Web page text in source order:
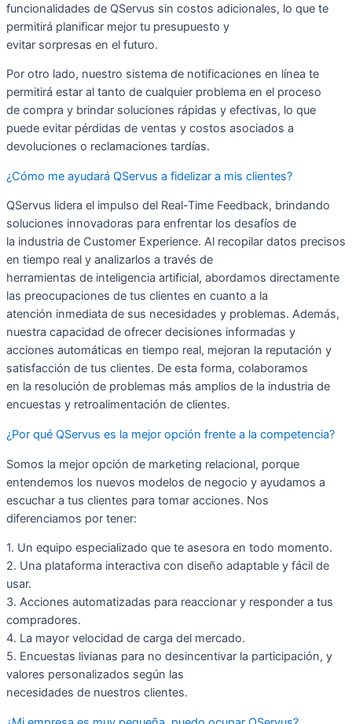
funcionalidades de QServus sin costos adicionales, lo que te
permitirá planificar mejor tu presupuesto y
evitar sorpresas en el futuro.
Por otro lado, nuestro sistema de notificaciones en línea te
permitirá estar al tanto de cualquier problema en el proceso
de compra y brindar soluciones rápidas y efectivas, lo que
puede evitar pérdidas de ventas y costos asociados a
devoluciones o reclamaciones tardías.
¿Cómo me ayudará QServus a fidelizar a mis clientes?
QServus lidera el impulso del Real-Time Feedback, brindando
soluciones innovadoras para enfrentar los desafíos de
la industria de Customer Experience. Al recopilar datos precisos
en tiempo real y analizarlos a través de
herramientas de inteligencia artificial, abordamos directamente
las preocupaciones de tus clientes en cuanto a la
atención inmediata de sus necesidades y problemas. Además,
nuestra capacidad de ofrecer decisiones informadas y
acciones automáticas en tiempo real, mejoran la reputación y
satisfacción de tus clientes. De esta forma, colaboramos
en la resolución de problemas más amplios de la industria de
encuestas y retroalimentación de clientes.
¿Por qué QServus es la mejor opción frente a la competencia?
Somos la mejor opción de marketing relacional, porque
entendemos los nuevos modelos de negocio y ayudamos a
escuchar a tus clientes para tomar acciones. Nos
diferenciamos por tener:
1. Un equipo especializado que te asesora en todo momento.
2. Una plataforma interactiva con diseño adaptable y fácil de
usar.
3. Acciones automatizadas para reaccionar y responder a tus
compradores.
4. La mayor velocidad de carga del mercado.
5. Encuestas livianas para no desincentivar la participación, y
valores personalizados según las
necesidades de nuestros clientes.